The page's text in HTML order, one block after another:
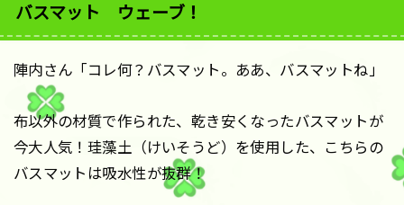
バスマット ウェーブ！
陣内さん「コレ何？バスマット。ああ、バスマットね」
布以外の材質で作られた、乾き安くなったバスマットが
今大人気！珪藻土（けいそうど）を使用した、こちらの
バスマットは吸水性が抜群！